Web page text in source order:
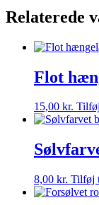
mm
Relaterede
Flot
15,00 kr.
8,00 kr. Tilføj